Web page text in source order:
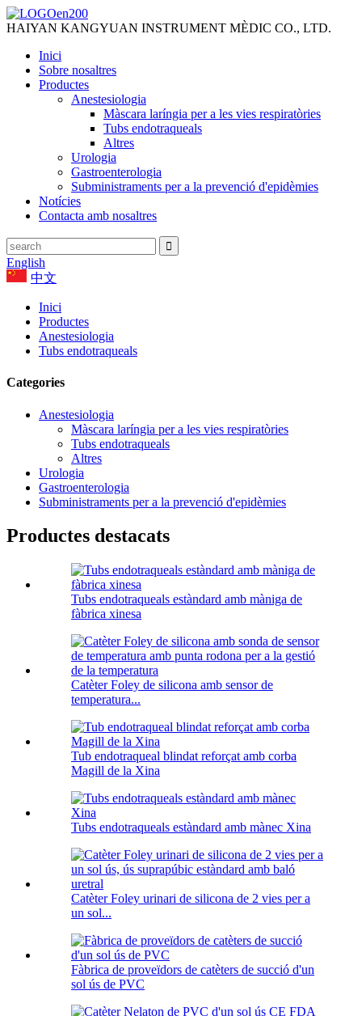
HAIYAN KANGYUAN INSTRUMENT MÈDIC CO., LTD.
Inici
Sobre nosaltres
Productes
Anestesiologia
Màscara laríngia per a les vies respiratòries
Tubs endotraqueals
Altres
Urologia
Gastroenterologia
Subministraments per a la prevenció d'epidèmies
Notícies
Contacta amb nosaltres
English
中文
Inici
Productes
Anestesiologia
Tubs endotraqueals
Categories
Anestesiologia
Màscara laríngia per a les vies respiratòries
Tubs endotraqueals
Altres
Urologia
Gastroenterologia
Subministraments per a la prevenció d'epidèmies
Productes destacats
Tubs endotraqueals estàndard amb màniga de
fàbrica xinesa
Catèter Foley de silicona amb sensor de
temperatura...
Tub endotraqueal blindat reforçat amb corba
Magill de la Xina
Tubs endotraqueals estàndard amb mànec Xina
Catèter Foley urinari de silicona de 2 vies per a
un sol...
Fàbrica de proveïdors de catèters de succió d'un
sol ús de PVC